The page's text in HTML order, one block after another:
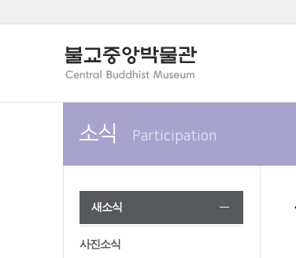
소식 Participation
새소식
사진소식